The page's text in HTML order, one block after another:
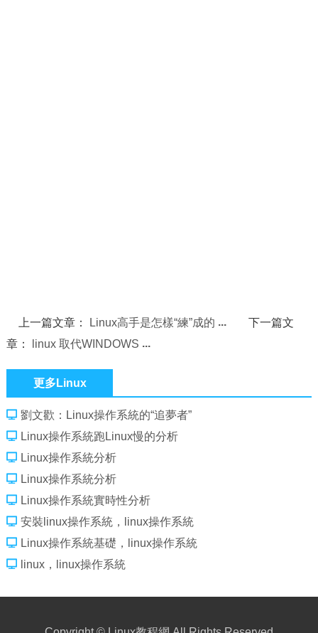
上一篇文章： Linux高手是怎樣“練”成的
下一篇文
章：
linux 取代WINDOWS
更多Linux
劉文歡：Linux操作系統的“追夢者”
Linux操作系統跑Linux慢的分析
Linux操作系統分析
Linux操作系統分析
Linux操作系統實時性分析
安裝linux操作系統，linux操作系統
Linux操作系統基礎，linux操作系統
linux，linux操作系統